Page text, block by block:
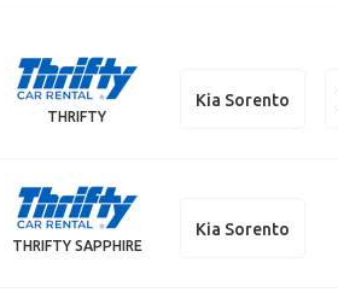
THRIFTY
Kia Sorento
THRIFTY SAPPHIRE
Kia Sorento